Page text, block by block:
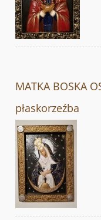
MATKA BOSKA
płaskorzeźba